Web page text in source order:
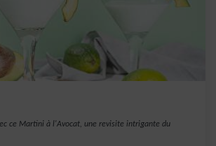
ce Martini à l'Avocat, une revisite intrigante du